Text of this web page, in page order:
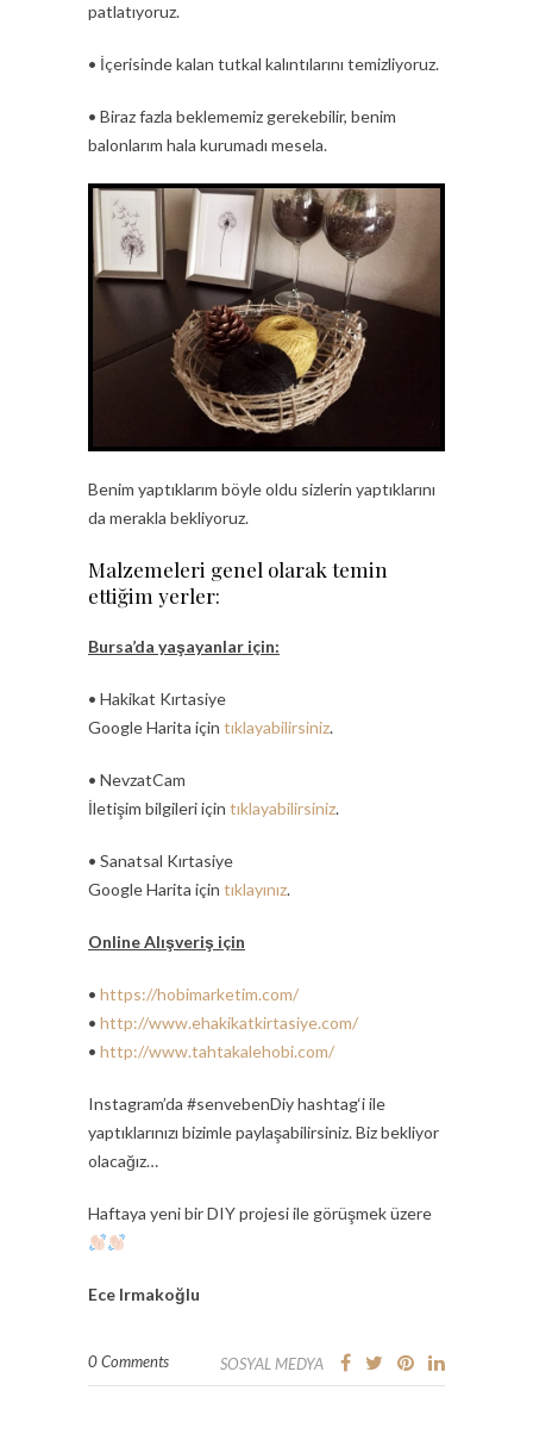
patlatıyoruz.
• İçerisinde kalan tutkal kalıntılarını temizliyoruz.
• Biraz fazla beklememiz gerekebilir, benim
balonlarım hala kurumadı mesela.
Benim yaptıklarım böyle oldu sizlerin yaptıklarını
da merakla bekliyoruz.
Malzemeleri genel olarak temin
ettiğim yerler:
Bursa’da yaşayanlar için:
• Hakikat Kırtasiye
Google Harita için tıklayabilirsiniz.
• NevzatCam
İletişim bilgileri için tıklayabilirsiniz.
• Sanatsal Kırtasiye
Google Harita için tıklayınız.
Online Alışveriş için
• https://hobimarketim.com/
• http://www.ehakikatkirtasiye.com/
• http://www.tahtakalehobi.com/
Instagram’da #senvebenDiy hashtag‘i ile
yaptıklarınızı bizimle paylaşabilirsiniz. Biz bekliyor
olacağız…
Haftaya yeni bir DIY projesi ile görüşmek üzere
Ece Irmakoğlu
0 Comments SOSYAL MEDYA